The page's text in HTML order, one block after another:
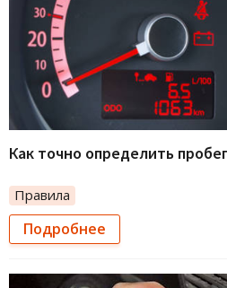
Как точно определить
Правила
Подробнее